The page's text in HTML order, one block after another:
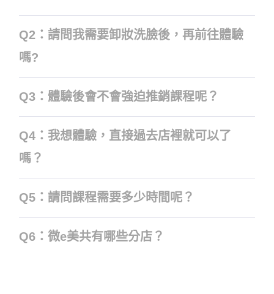
Q2：請問我需要卸妝洗臉後，再前往體驗
嗎?
Q3：體驗後會不會強迫推銷課程呢？
Q4：我想體驗，直接過去店裡就可以了
嗎？
Q5：請問課程需要多少時間呢？
Q6：微e美共有哪些分店？